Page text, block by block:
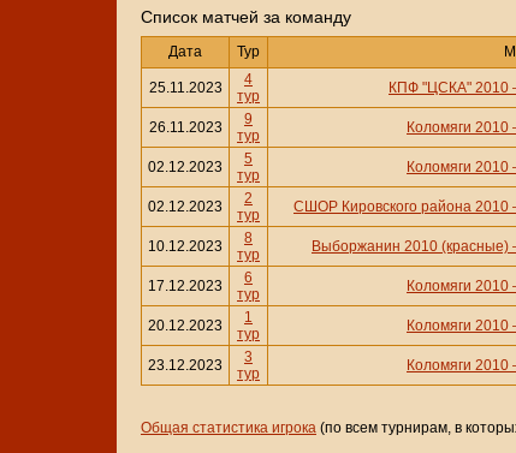
Cписок матчей за команду
Дата Тур
25.11.2023
4
тур
КПФ "ЦСКА" 2010
26.11.2023
9
тур
Коломяги 2010
02.12.2023
5
тур
Коломяги 2010
02.12.2023
2
тур
СШОР Кировского района 2010
10.12.2023
8
тур
Выборжанин 2010 (красные)
17.12.2023
6
тур
Коломяги 2010
20.12.2023
1
тур
Коломяги 2010
23.12.2023
3
тур
Коломяги 2010
Общая статистика игрока (по всем турнирам, в